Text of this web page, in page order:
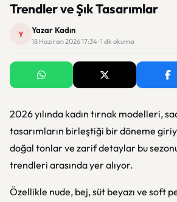
Trendler ve Şık Tasarımlar
Y Yazar Kadın
18 Haziran 2026 17:34 · 1 dk okuma
2026 yılında kadın tırnak modelleri,
tasarımların birleştiği bir döneme
doğal tonlar ve zarif detaylar bu
trendleri arasında yer alıyor.
Özellikle nude, bej, süt beyazı ve soft